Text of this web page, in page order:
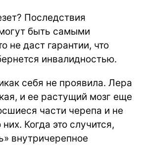
Последствия
быть самыми
не даст гарантии, что
инвалидностью.
себя не проявила. Лера
и ее растущий мозг еще
части черепа и не
Когда это случится,
внутричерепное